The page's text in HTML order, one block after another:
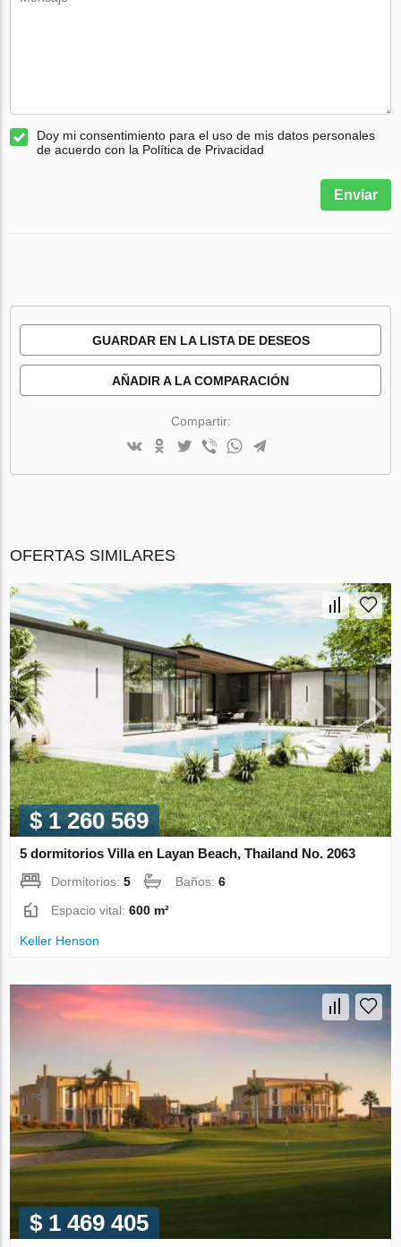
Doy mi consentimiento para el uso de mis datos personales
de acuerdo con la Política de Privacidad
Enviar
GUARDAR EN LA LISTA DE DESEOS
AÑADIR A LA COMPARACIÓN
Compartir:
OFERTAS SIMILARES
$ 1 260 569
5 dormitorios Villa en Layan Beach, Thailand No. 2063
Dormitorios:5 Baños:6
Espacio vital:600 m²
Keller Henson
$ 1 469 405